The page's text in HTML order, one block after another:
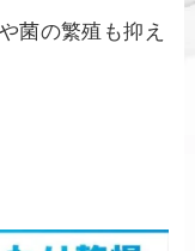
菌の繁殖も抑え